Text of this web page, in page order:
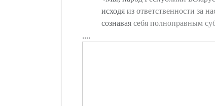
исходя из ответственности за
сознавая себя полноправным
....